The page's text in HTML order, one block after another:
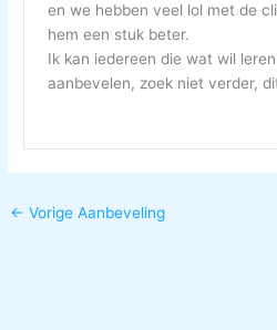
en we hebben veel lol met de
hem een stuk beter.
Ik kan iedereen die wat wil
aanbevelen, zoek niet verder,
← Vorige Aanbeveling